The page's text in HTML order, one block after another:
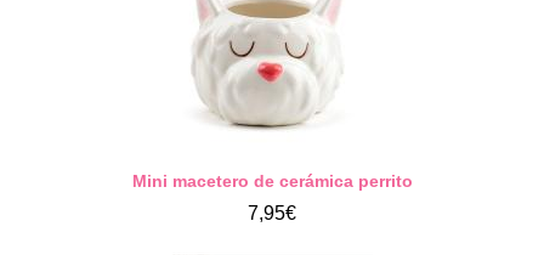
Mini macetero de cerámica perrito
7,95€